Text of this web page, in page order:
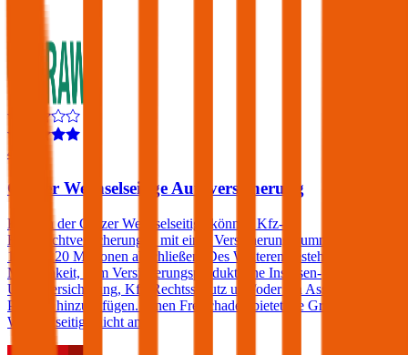
4,5
Grazer Wechselseitige Autoversicherung
Kunden der Grazer Wechselseitige können Kfz-
Haftpflichtversicherungen mit einer Versicherungssumme von € 10,
15 oder 20 Millionen abschließen. Des Weiteren besteht die
Möglichkeit, dem Versicherungsprodukt eine Insassen-
Unfallversicherung, Kfz-Rechtsschutz und/oder ein Assistance-
Produkt hinzuzufügen. Einen Freischaden bietet die Grazer
Wechselseitige nicht an.